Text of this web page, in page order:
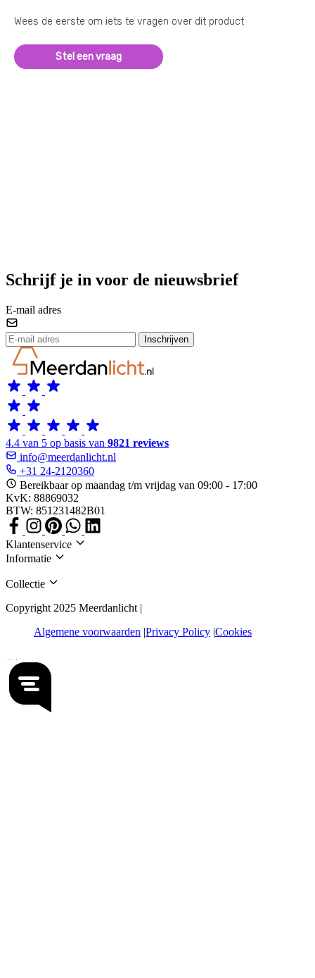
Wees de eerste om iets te vragen over dit product
Stel een vraag
Schrijf je in voor de nieuwsbrief
E-mail adres
Inschrijven
4.4 van 5 op basis van 9821 reviews
info@meerdanlicht.nl
+31 24-2120360
Bereikbaar op maandag t/m vrijdag van 09:00 - 17:00
KvK: 88869032
BTW: 851231482B01
Klantenservice
Informatie
Collectie
Copyright 2025 Meerdanlicht |
Algemene voorwaarden Privacy Policy Cookies